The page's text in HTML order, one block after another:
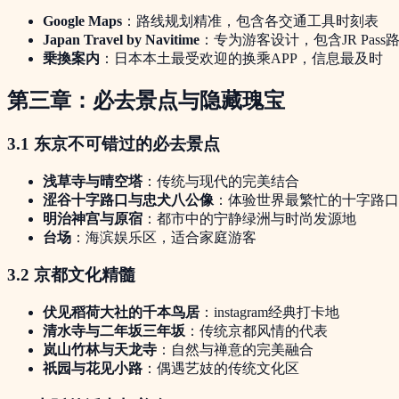
Google Maps ：路线规划精准，包含各交通工具时刻表
Japan Travel by Navitime ：专为游客设计，包含JR Pass
乗換案内 ：日本本土最受欢迎的换乘APP，信息最及时
第三章：必去景点与隐藏瑰宝
3.1 东京不可错过的必去景点
浅草寺与晴空塔：传统与现代的完美结合
涩谷十字路口与忠犬八公像 ：体验世界最繁忙的十字路口
明治神宫与原宿 ：都市中的宁静绿洲与时尚发源地
台场 ：海滨娱乐区，适合家庭游客
3.2 京都文化精髓
伏见稻荷大社的千本鸟居 ：instagram经典打卡地
清水寺与二年坂三年坂 ：传统京都风情的代表
岚山竹林与天龙寺 ：自然与禅意的完美融合
祇园与花见小路 ：偶遇艺妓的传统文化区